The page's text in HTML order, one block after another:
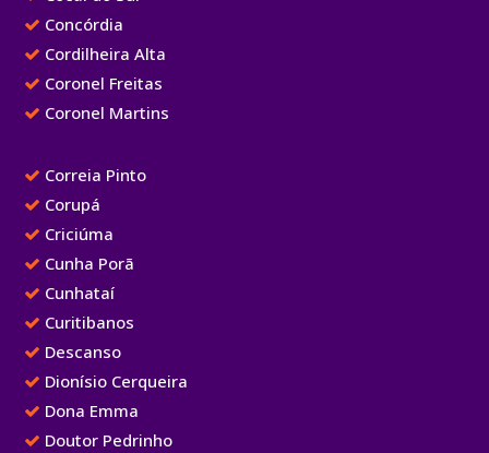
Concórdia
Cordilheira Alta
Coronel Freitas
Coronel Martins
Correia Pinto
Corupá
Criciúma
Cunha Porã
Cunhataí
Curitibanos
Descanso
Dionísio Cerqueira
Dona Emma
Doutor Pedrinho